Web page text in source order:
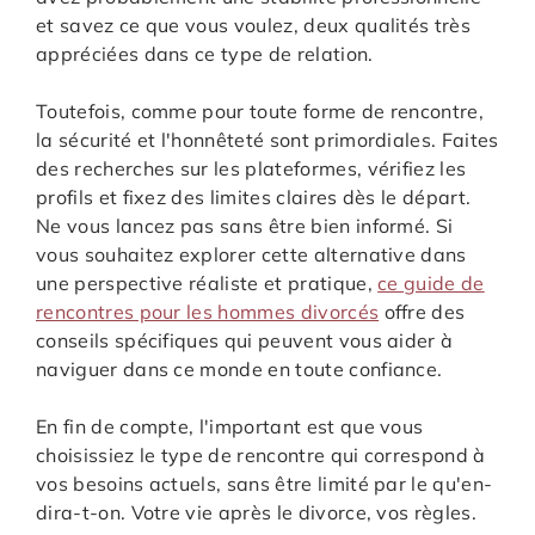
et savez ce que vous voulez, deux qualités très
appréciées dans ce type de relation.
Toutefois, comme pour toute forme de rencontre,
la sécurité et l'honnêteté sont primordiales. Faites
des recherches sur les plateformes, vérifiez les
profils et fixez des limites claires dès le départ.
Ne vous lancez pas sans être bien informé. Si
vous souhaitez explorer cette alternative dans
une perspective réaliste et pratique,ce guide de
rencontres pour les hommes divorcés offre des
conseils spécifiques qui peuvent vous aider à
naviguer dans ce monde en toute confiance.
En fin de compte, l'important est que vous
choisissiez le type de rencontre qui correspond à
vos besoins actuels, sans être limité par le qu'en-
dira-t-on. Votre vie après le divorce, vos règles.